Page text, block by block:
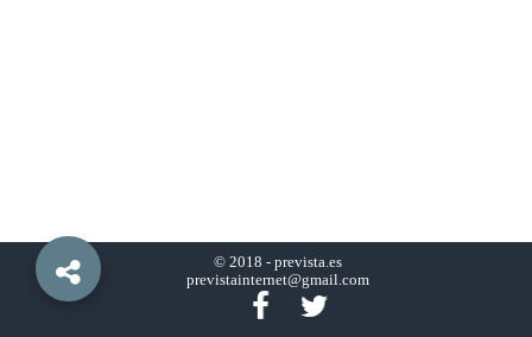
© 2018 - prevista.es
previstainternet@gmail.com